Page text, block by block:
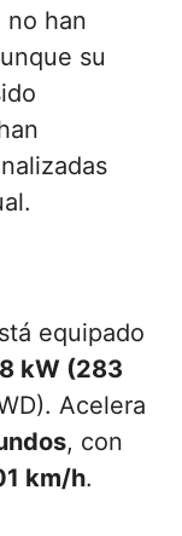
no han
su
equipado
kW (283
Acelera
, con
km/h.